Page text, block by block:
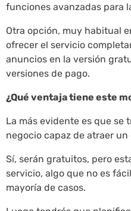
funciones avanzadas para
Otra opción, muy habitual
ofrecer el servicio
anuncios en la versión
versiones de pago.
¿Qué ventaja tiene este
La más evidente es que se
negocio capaz de atraer
Sí, serán gratuitos, pero
servicio, algo que no es
mayoría de casos.